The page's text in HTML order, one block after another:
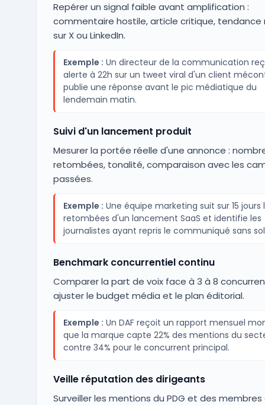
Repérer un signal faible avant amplification :
commentaire hostile, article critique, tendance
sur X ou LinkedIn.
Exemple : Un directeur de la communication
alerte à 22h sur un tweet viral d'un client
publie une réponse avant le pic médiatique du
lendemain matin.
Suivi d'un lancement produit
Mesurer la portée réelle d'une annonce :
retombées, tonalité, comparaison avec les
passées.
Exemple : Une équipe marketing suit sur 15 jours
retombées d'un lancement SaaS et identifie les
journalistes ayant repris le communiqué sans
Benchmark concurrentiel continu
Comparer la part de voix face à 3 à 8
ajuster le budget média et le plan éditorial.
Exemple : Un DAF reçoit un rapport mensuel
que la marque capte 22% des mentions du
contre 34% pour le concurrent principal.
Veille réputation des dirigeants
Surveiller les mentions du PDG et des